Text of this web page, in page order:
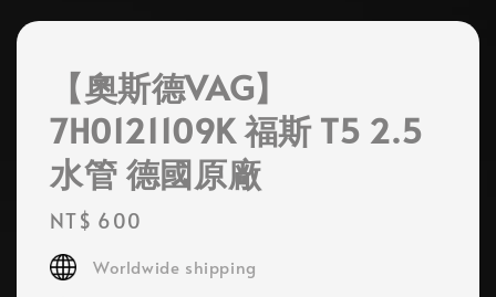
【奧斯德VAG】
7H0121109K 福斯 T5 2.5
水管 德國原廠
Regular
price
NT$ 600
Worldwide shipping